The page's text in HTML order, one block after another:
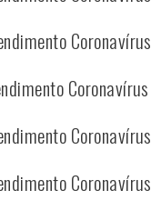
Coronavírus
Coronavírus
Coronavírus
Coronavírus